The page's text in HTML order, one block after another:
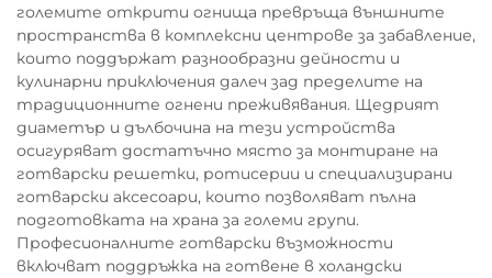
големите открити огнища превръща външните
пространства в комплексни центрове за забавление,
които поддържат разнообразни дейности и
кулинарни приключения далеч зад пределите на
традиционните огнени преживявания. Щедрият
диаметър и дълбочина на тези устройства
осигуряват достатъчно място за монтиране на
готварски решетки, ротисерии и специализирани
готварски аксесоари, които позволяват пълна
подготовката на храна за големи групи.
Професионалните готварски възможности
включват поддръжка на готвене в холандски